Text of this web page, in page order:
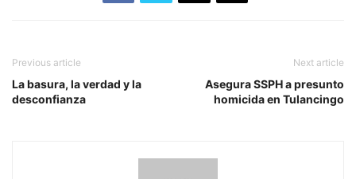
Previous article
La basura, la verdad y la
desconfianza
Next article
Asegura SSPH a presunto
homicida en Tulancingo